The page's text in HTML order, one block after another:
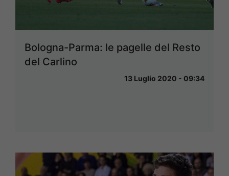
Bologna-Parma: le pagelle del Resto
del Carlino
13 Luglio 2020 - 09:34